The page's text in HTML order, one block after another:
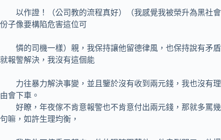
以作證！（公司教的流程真好）（我感覺我被榮升為黑社會
份子像要構陷危害這位可
憐的司機一樣）親，我保持讓他留德律風，也保持說有矛盾
就報警解決，我沒有這個能
力往暴力解決事變，並且鑒於沒有收到兩元錢，我也沒有理
由會下車。
好瞭，年夜傢不肯意報警也不肯意付出兩元錢，那就多罵幾
句嘛，如許生理均衡，